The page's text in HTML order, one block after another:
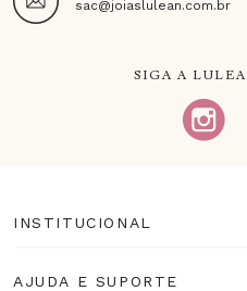
sac@joiaslulean.com.br
SIGA A
INSTITUCIONAL
AJUDA E SUPORTE